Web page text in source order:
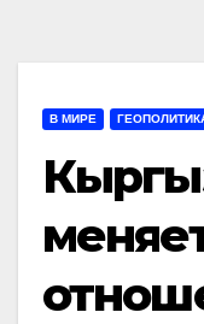
В МИРЕ